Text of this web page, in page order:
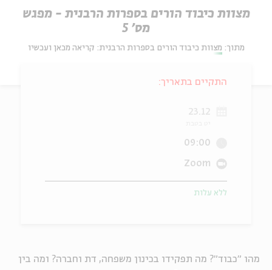
מצוות כיבוד הורים בספרות הרבנית - מפגש
מס' 5
מתוך: מצוות כיבוד הורים בספרות הרבנית: קריאה מכאן ועכשיו
מהו "כבוד"? מה תפקידו בכינון משפחה, דת וחברה? ומה בין
התקיים בתאריך:
23.12
09:00
Zoom
ללא עלות